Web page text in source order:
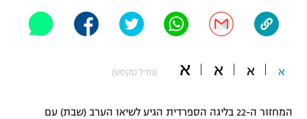
משתתפים וזוכים בפרסים
תקנון משתתפים וזוכים בפרסים
תקנון עבור פעילות אלקטרה
ספורט מוטורי
כדורמים
א א א א (גודל טקסט)
המחזור ה-22 בליגה הספרדית הגיע לשיאו הערב (שבת) עם